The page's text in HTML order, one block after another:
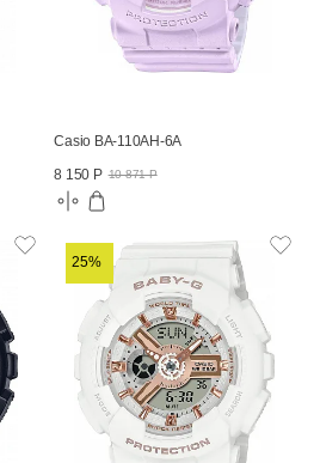
Casio BA-110AH-6A
8 150 Р 10 871 Р
25%